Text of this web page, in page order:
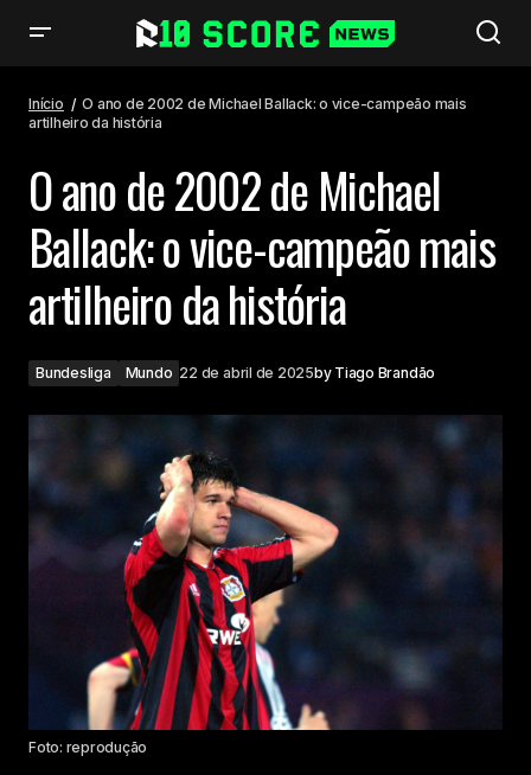
história
Início
O ano de 2002 de Michael Ballack: o vice-campeão mais
artilheiro da história
O ano de 2002 de Michael
Ballack: o vice-campeão mais
artilheiro da história
Bundesliga Mundo 22 de abril de 2025by Tiago Brandão
Foto: reprodução